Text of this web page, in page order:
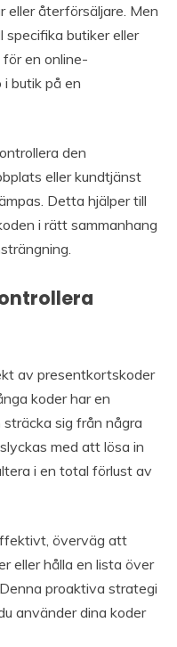
eller återförsäljare. Men
specifika butiker eller
en online-
butik på en
den
eller kundtjänst
Detta hjälper till
i rätt sammanhang
av presentkortskoder
koder har en
sig från några
med att lösa in
i en total förlust av
överväg att
eller hålla en lista över
proaktiva strategi
använder dina koder